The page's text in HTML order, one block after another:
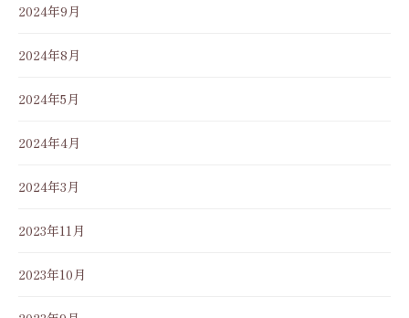
2024年9月
2024年8月
2024年5月
2024年4月
2024年3月
2023年11月
2023年10月